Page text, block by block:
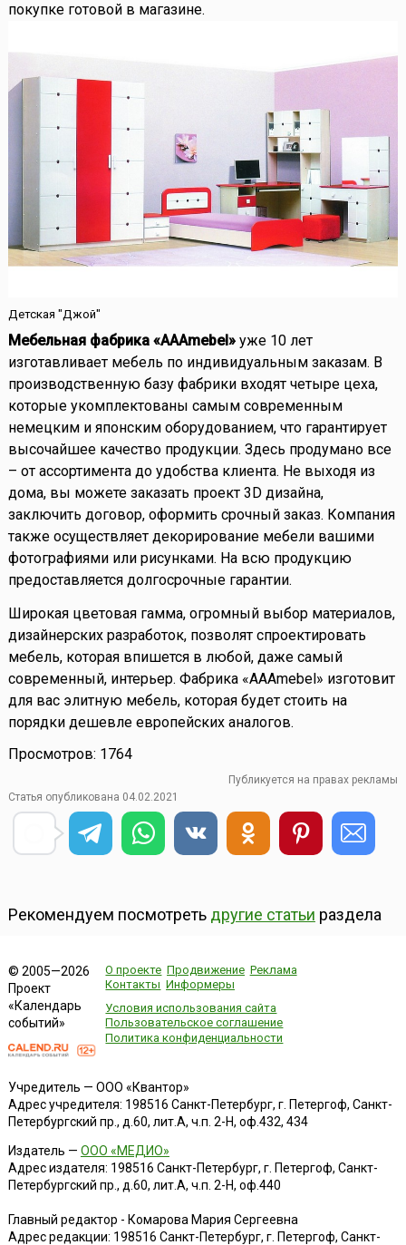
покупке готовой в магазине.
Детская "Джой"
Мебельная фабрика «AAAmebel»уже 10 лет
изготавливает мебель по индивидуальным заказам. В
производственную базу фабрики входят четыре цеха,
которые укомплектованы самым современным
немецким и японским оборудованием, что гарантирует
высочайшее качество продукции. Здесь продумано все
– от ассортимента до удобства клиента. Не выходя из
дома, вы можете заказать проект 3D дизайна,
заключить договор, оформить срочный заказ. Компания
также осуществляет декорирование мебели вашими
фотографиями или рисунками. На всю продукцию
предоставляется долгосрочные гарантии.
Широкая цветовая гамма, огромный выбор материалов,
дизайнерских разработок, позволят спроектировать
мебель, которая впишется в любой, даже самый
современный, интерьер. Фабрика «AAAmebel» изготовит
для вас элитную мебель, которая будет стоить на
порядки дешевле европейских аналогов.
Просмотров: 1764
Публикуется на правах рекламы
Статья опубликована 04.02.2021
Рекомендуем посмотреть другие статьи раздела
© 2005—2026
Проект
«Календарь
событий»
О проекте Продвижение Реклама
Контакты Информеры
Условия использования сайта
Пользовательское соглашение
Политика конфиденциальности
Учредитель — ООО «Квантор»
Адрес учредителя: 198516 Санкт-Петербург, г. Петергоф, Санкт-
Петербургский пр., д.60, лит.А, ч.п. 2-Н, оф.432, 434
Издатель — ООО «МЕДИО»
Адрес издателя: 198516 Санкт-Петербург, г. Петергоф, Санкт-
Петербургский пр., д.60, лит.А, ч.п. 2-Н, оф.440
Главный редактор - Комарова Мария Сергеевна
Адрес редакции: 198516 Санкт-Петербург, г. Петергоф, Санкт-